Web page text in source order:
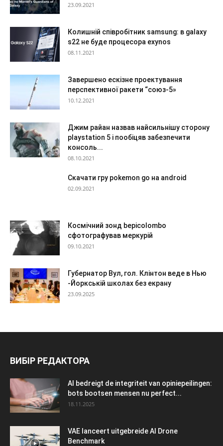
23.09.2021
Колишній співробітник samsung: в galaxy
s22 не буде процесора exynos
08.11.2021
Завершено ескізне проектування
перспективної ракети “союз-5»
10.12.2021
Джим райан назвав найсильнішу сторону
playstation 5 і пообіцяв забезпечити
консоль...
08.10.2021
Скачати гру pokemon go на android
02.09.2021
Космічний зонд bepicolombo
сфотографував меркурій
09.10.2021
Губернатор Вул, гол. Клінтон веде в Нью
-Йоркській школах без екрану
23.09.2025
ВИБІР РЕДАКТОРА
AI bedreigt de integriteit van opiniepeilingen:
bots bootsen mensen nu perfect...
18.11.2025
VAE lanceert uitgebreide AI Drone
Benchmark